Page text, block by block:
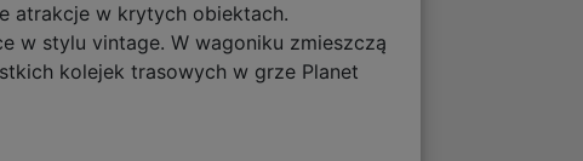
atrakcje w krytych obiektach.
w stylu vintage. W wagoniku zmieszczą
kolejek trasowych w grze Planet